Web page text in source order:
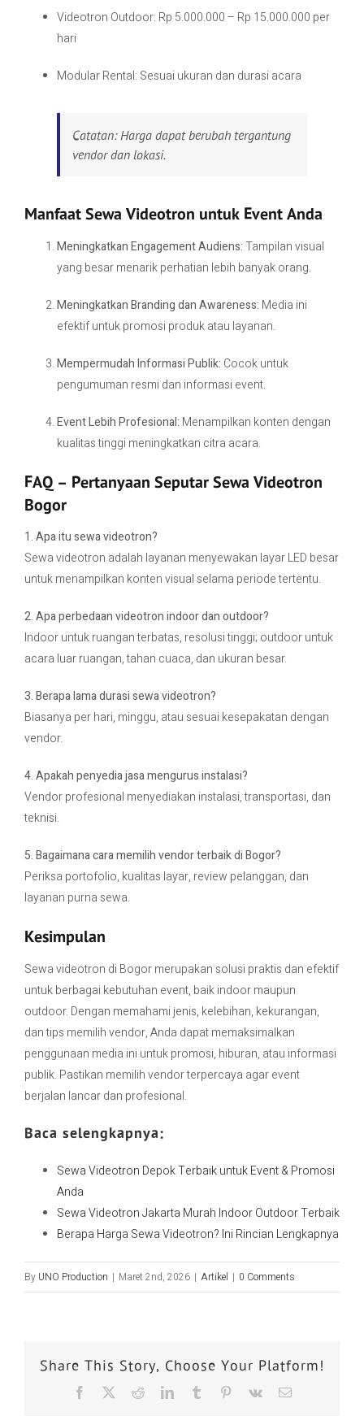
Videotron Outdoor: Rp 5.000.000 – Rp 15.000.000 per
hari
Modular Rental: Sesuai ukuran dan durasi acara
Catatan: Harga dapat berubah tergantung
vendor dan lokasi.
Manfaat Sewa Videotron untuk Event Anda
Meningkatkan Engagement Audiens:Tampilan visual
yang besar menarik perhatian lebih banyak orang.
Meningkatkan Branding dan Awareness: Media ini
efektif untuk promosi produk atau layanan.
Mempermudah Informasi Publik: Cocok untuk
pengumuman resmi dan informasi event.
Event Lebih Profesional: Menampilkan konten dengan
kualitas tinggi meningkatkan citra acara.
FAQ – Pertanyaan Seputar Sewa Videotron
Bogor
1. Apa itu sewa videotron?
Sewa videotron adalah layanan menyewakan layar LED besar
untuk menampilkan konten visual selama periode tertentu.
2. Apa perbedaan videotron indoor dan outdoor?
Indoor untuk ruangan terbatas, resolusi tinggi; outdoor untuk
acara luar ruangan, tahan cuaca, dan ukuran besar.
3. Berapa lama durasi sewa videotron?
Biasanya per hari, minggu, atau sesuai kesepakatan dengan
vendor.
4. Apakah penyedia jasa mengurus instalasi?
Vendor profesional menyediakan instalasi, transportasi, dan
teknisi.
5. Bagaimana cara memilih vendor terbaik di Bogor?
Periksa portofolio, kualitas layar, review pelanggan, dan
layanan purna sewa.
Kesimpulan
Sewa videotron di Bogor merupakan solusi praktis dan efektif
untuk berbagai kebutuhan event, baik indoor maupun
outdoor. Dengan memahami jenis, kelebihan, kekurangan,
dan tips memilih vendor, Anda dapat memaksimalkan
penggunaan media ini untuk promosi, hiburan, atau informasi
publik. Pastikan memilih vendor terpercaya agar event
berjalan lancar dan profesional.
Baca selengkapnya:
Sewa Videotron Depok Terbaik untuk Event & Promosi
Anda
Sewa Videotron Jakarta Murah Indoor Outdoor Terbaik
Berapa Harga Sewa Videotron? Ini Rincian Lengkapnya
By UNO Production | Maret 2nd, 2026 | Artikel | 0 Comments
Share This Story, Choose Your Platform!